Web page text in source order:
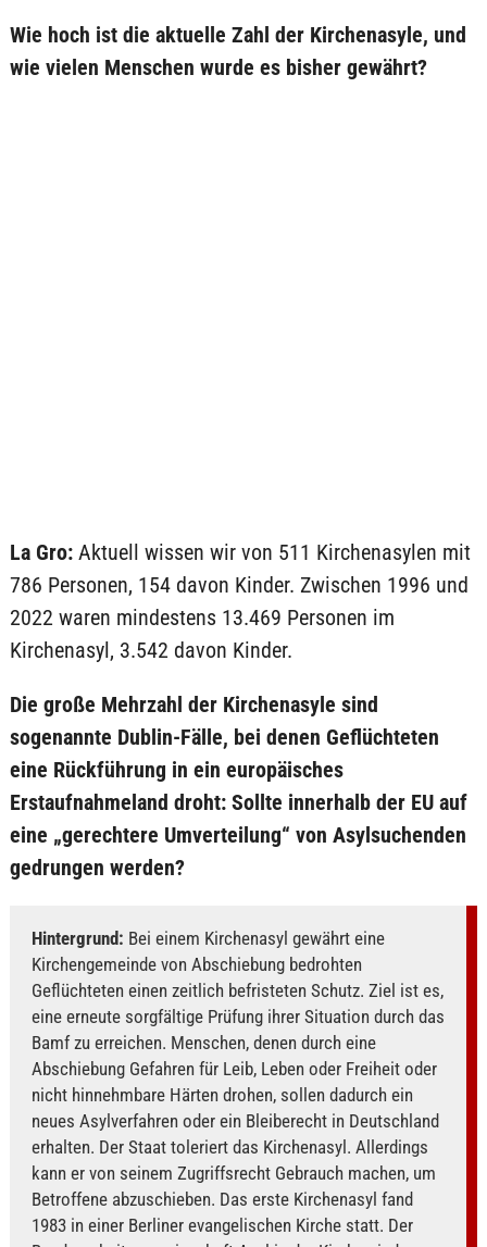
Wie hoch ist die aktuelle Zahl der Kirchenasyle, und
wie vielen Menschen wurde es bisher gewährt?
La Gro:Aktuell wissen wir von 511 Kirchenasylen mit
786 Personen, 154 davon Kinder. Zwischen 1996 und
2022 waren mindestens 13.469 Personen im
Kirchenasyl, 3.542 davon Kinder.
Die große Mehrzahl der Kirchenasyle sind
sogenannte Dublin-Fälle, bei denen Geflüchteten
eine Rückführung in ein europäisches
Erstaufnahmeland droht: Sollte innerhalb der EU auf
eine „gerechtere Umverteilung“ von Asylsuchenden
gedrungen werden?
Hintergrund: Bei einem Kirchenasyl gewährt eine
Kirchengemeinde von Abschiebung bedrohten
Geflüchteten einen zeitlich befristeten Schutz. Ziel ist es,
eine erneute sorgfältige Prüfung ihrer Situation durch das
Bamf zu erreichen. Menschen, denen durch eine
Abschiebung Gefahren für Leib, Leben oder Freiheit oder
nicht hinnehmbare Härten drohen, sollen dadurch ein
neues Asylverfahren oder ein Bleiberecht in Deutschland
erhalten. Der Staat toleriert das Kirchenasyl. Allerdings
kann er von seinem Zugriffsrecht Gebrauch machen, um
Betroffene abzuschieben. Das erste Kirchenasyl fand
1983 in einer Berliner evangelischen Kirche statt. Der